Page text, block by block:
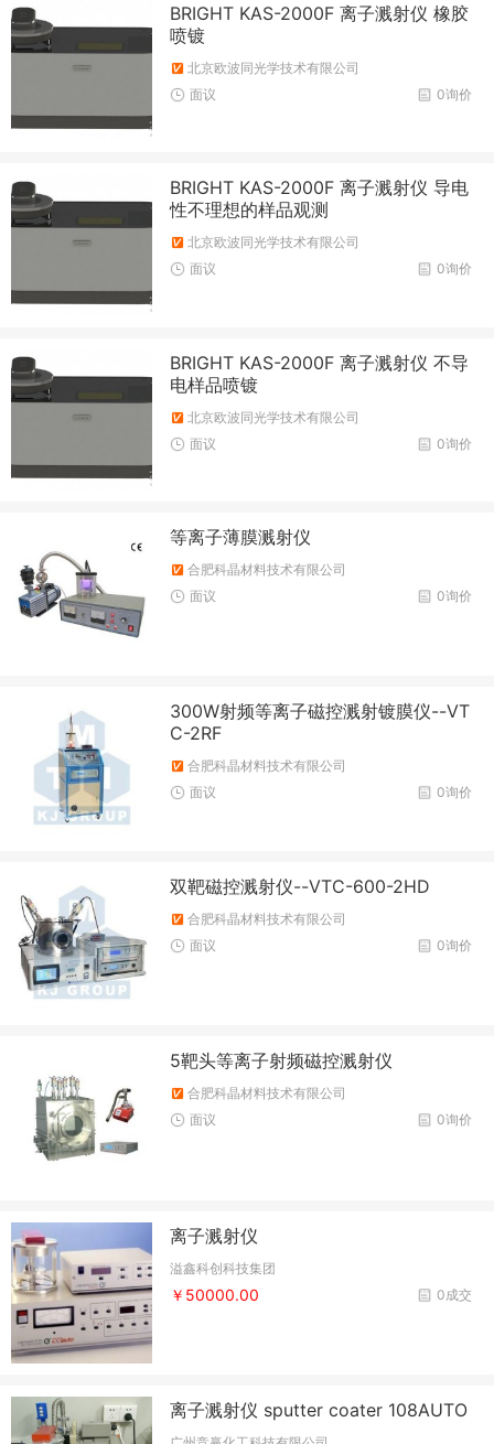
BRIGHT KAS-2000F 离子溅射仪 橡胶
喷镀
北京欧波同光学技术有限公司
0询价
面议
BRIGHT KAS-2000F 离子溅射仪 导电
性不理想的样品观测
北京欧波同光学技术有限公司
0询价
面议
BRIGHT KAS-2000F 离子溅射仪 不导
电样品喷镀
北京欧波同光学技术有限公司
0询价
面议
等离子薄膜溅射仪
合肥科晶材料技术有限公司
0询价
面议
300W射频等离子磁控溅射镀膜仪--VT
C-2RF
合肥科晶材料技术有限公司
0询价
面议
双靶磁控溅射仪--VTC-600-2HD
合肥科晶材料技术有限公司
0询价
面议
5靶头等离子射频磁控溅射仪
合肥科晶材料技术有限公司
0询价
面议
离子溅射仪
溢鑫科创科技集团
0成交
￥50000.00
离子溅射仪 sputter coater 108AUTO